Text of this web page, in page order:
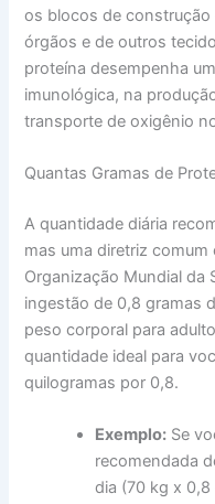
os blocos de
órgãos e de outros
proteína desempenha
imunológica, na
transporte de oxigênio
Quantas Gramas de
A quantidade diária
mas uma diretriz
Organização Mundial da
ingestão de 0,8 gramas
peso corporal para
quantidade ideal para
quilogramas por 0,8.
Exemplo: Se
recomendada
dia (70 kg x 0,8